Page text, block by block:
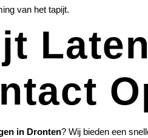
van het tapijt.
in Dronten? Wij bieden een